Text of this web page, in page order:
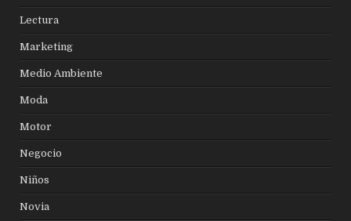
Lectura
Marketing
Medio Ambiente
Moda
Motor
Negocio
Niños
Novia